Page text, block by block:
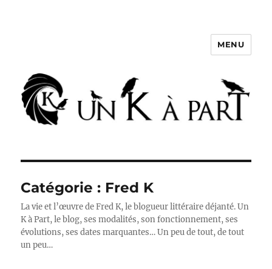
MENU
Catégorie : Fred K
La vie et l’œuvre de Fred K, le blogueur littéraire déjanté. Un
K à Part, le blog, ses modalités, son fonctionnement, ses
évolutions, ses dates marquantes… Un peu de tout, de tout
un peu…